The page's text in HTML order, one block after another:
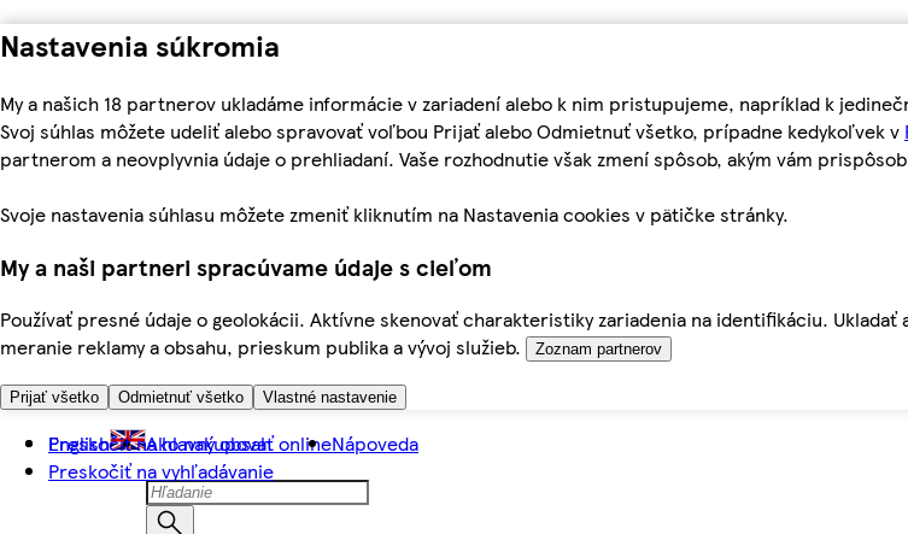
Nastavenia súkromia
My a našich 18 partnerov ukladáme informácie v zariadení alebo k nim pristupujeme, napríklad k
Svoj súhlas môžete udeliť alebo spravovať voľbou Prijať alebo Odmietnuť všetko, prípadne kedykoľvek v
partnerom a neovplyvnia údaje o prehliadaní. Vaše rozhodnutie však zmení spôsob, akým vám
Svoje nastavenia súhlasu môžete zmeniť kliknutím na Nastavenia cookies v pätičke stránky.
My a naši partneri spracúvame údaje s cieľom
Používať presné údaje o geolokácii. Aktívne skenovať charakteristiky zariadenia na identifikáciu.
meranie reklamy a obsahu, prieskum publika a vývoj služieb.
Zoznam partnerov
Prijať všetko Odmietnuť všetko Vlastné nastavenie
Preskočiť na hlavný obsah
Preskočiť na vyhľadávanie
English Ako nakupovať onlineNápoveda